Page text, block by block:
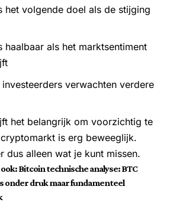
het volgende doel als de stijging
haalbaar als het marktsentiment
investeerders verwachten verdere
het belangrijk om voorzichtig te
is erg beweeglijk.
dus alleen wat je kunt missen.
Bitcoin technische analyse: BTC
onder druk maar fundamenteel